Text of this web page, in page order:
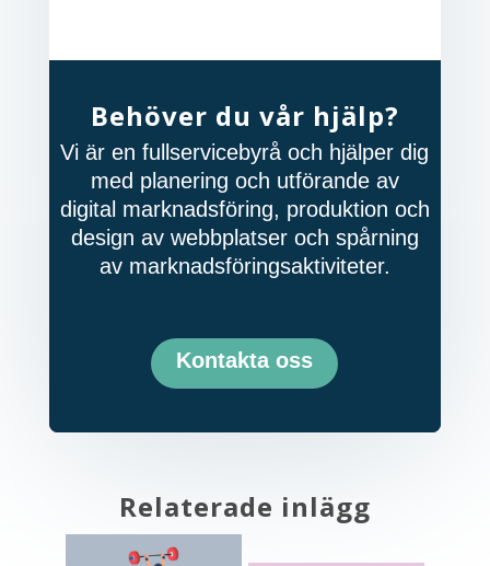
Behöver du vår hjälp?
Vi är en fullservicebyrå och hjälper dig
med planering och utförande av
digital marknadsföring, produktion och
design av webbplatser och spårning
av marknadsföringsaktiviteter.
Kontakta oss
Relaterade inlägg